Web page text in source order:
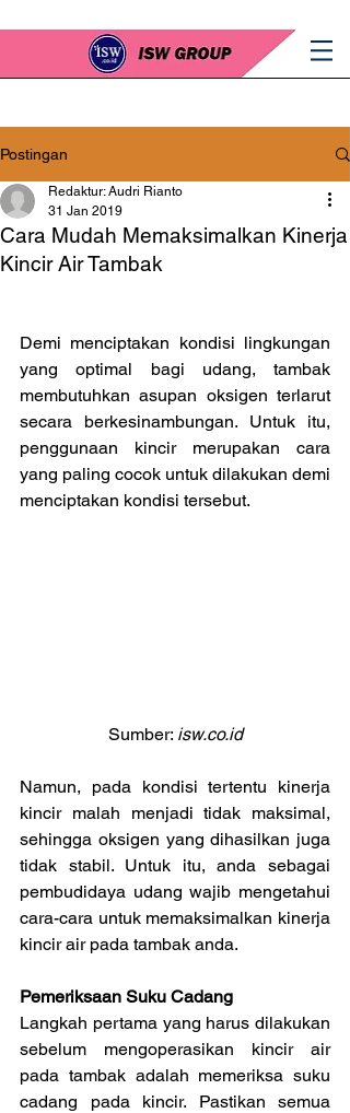
Postingan
Cara Mudah Memaksimalkan Kinerja
Kincir Air Tambak
Redaktur: Audri Rianto
31 Jan 2019
Demi menciptakan kondisi lingkungan
yang optimal bagi udang, tambak
membutuhkan asupan oksigen terlarut
secara berkesinambungan. Untuk itu,
penggunaan kincir merupakan cara
yang paling cocok untuk dilakukan demi
menciptakan kondisi tersebut.
Sumber: isw.co.id
Namun, pada kondisi tertentu kinerja
kincir malah menjadi tidak maksimal,
sehingga oksigen yang dihasilkan juga
tidak stabil. Untuk itu, anda sebagai
pembudidaya udang wajib mengetahui
cara-cara untuk memaksimalkan kinerja
kincir air pada tambak anda.
Pemeriksaan Suku Cadang
Langkah pertama yang harus dilakukan
sebelum mengoperasikan kincir air
pada tambak adalah memeriksa suku
cadang pada kincir. Pastikan semua